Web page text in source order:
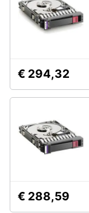
€ 294,32
€ 288,59